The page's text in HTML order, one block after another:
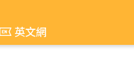
英文網